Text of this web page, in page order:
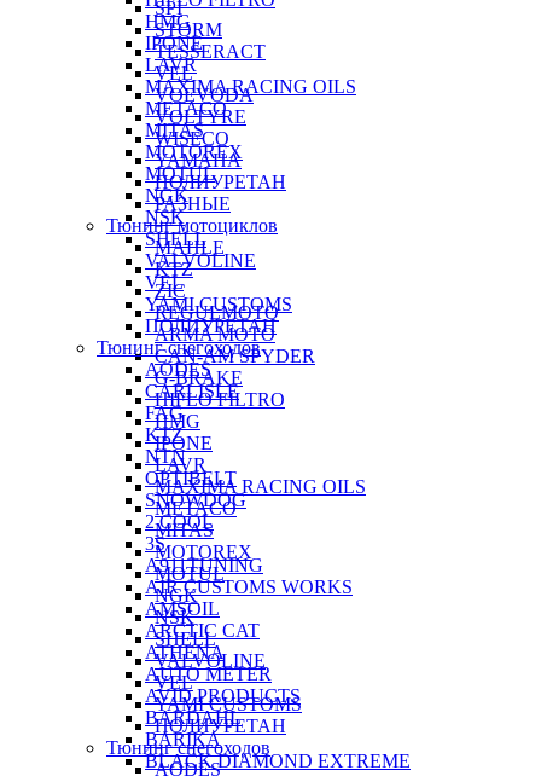
SPI
STORM
TESSERACT
VEL
VOEVODA
VOLTYRE
WISECO
YAMAHA
ПОЛИУРЕТАН
РАЗНЫЕ
Тюнинг мотоциклов
MAHLE
KTZ
ZIC
REGULMOTO
ARMA MOTO
CAN-AM SPYDER
G-BRAKE
HIFLO FILTRO
HMG
IPONE
LAVR
MAXIMA RACING OILS
METACO
MITAS
MOTOREX
MOTUL
NGK
NSK
SHELL
VALVOLINE
VEL
YAMI CUSTOMS
ПОЛИУРЕТАН
Тюнинг снегоходов
AODES
HMG
IPONE
LAVR
MAXIMA RACING OILS
METACO
MITAS
MOTOREX
MOTUL
NGK
NSK
SHELL
VALVOLINE
VEL
YAMI CUSTOMS
ПОЛИУРЕТАН
Тюнинг снегоходов
AODES
CARLISLE
FAG
KTZ
NTN
OPTIBELT
SNOWDOG
2 СOOL
3S
A911TUNING
AIR CUSTOMS WORKS
AMSOIL
ARCTIC CAT
ATHENA
AUTO METER
AVID PRODUCTS
BARDAHL
BARIKA
BLACK DIAMOND EXTREME